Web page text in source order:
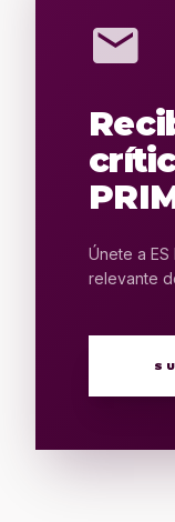
mail
Únete a ES
relevante